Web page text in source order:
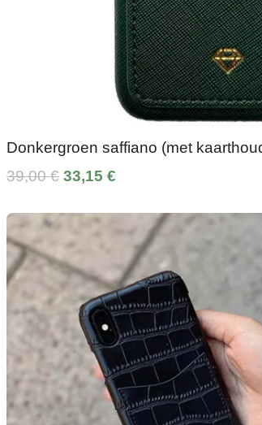
Donkergroen saffiano (met
39,00 € 33,15 €